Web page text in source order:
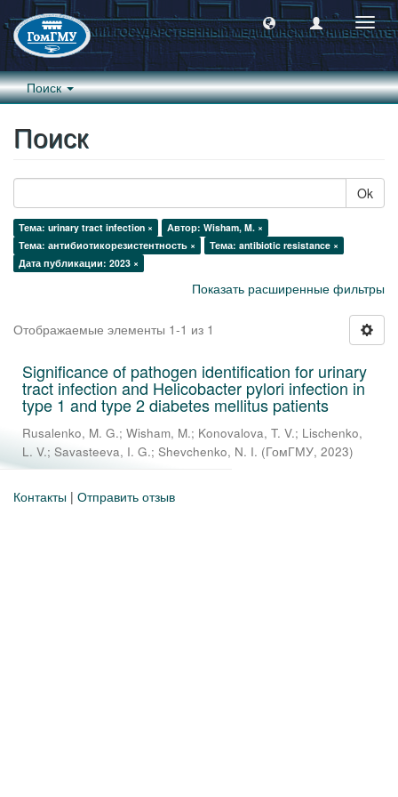
Поиск
Поиск
Ok
Тема: urinary tract infection ×
Автор: Wisham, M. ×
Тема: антибиотикорезистентность ×
Тема: antibiotic resistance ×
Дата публикации: 2023 ×
Показать расширенные фильтры
Отображаемые элементы 1-1 из 1
Significance of pathogen identification for urinary
tract infection and Helicobacter pylori infection in
type 1 and type 2 diabetes mellitus patients
Rusalenko, M. G.; Wisham, M.; Konovalova, T. V.; Lischenko,
L. V.; Savasteeva, I. G.; Shevchenko, N. I. (ГомГМУ, 2023)
Контакты | Отправить отзыв